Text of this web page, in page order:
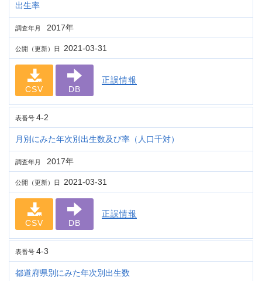
出生率
調査年月 2017年
公開（更新）日 2021-03-31
CSV DB
正誤情報
表番号 4-2
月別にみた年次別出生数及び率（人口千対）
調査年月 2017年
公開（更新）日 2021-03-31
CSV DB
正誤情報
表番号 4-3
都道府県別にみた年次別出生数